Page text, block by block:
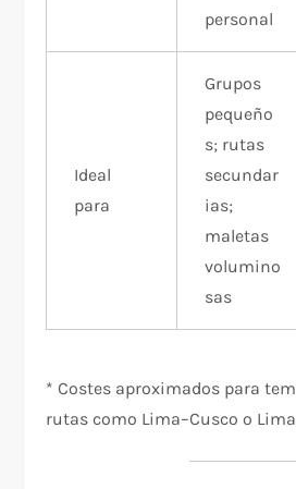
personal
Ideal
para
Grupos
pequeño
s; rutas
secundar
ias;
maletas
volumino
sas
* Costes aproximados para
rutas como Lima–Cusco o